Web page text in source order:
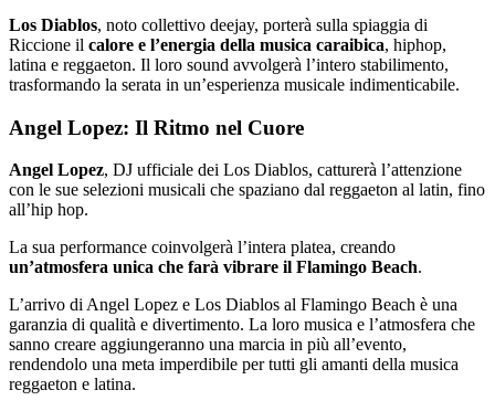
Los Diablos, noto collettivo deejay, porterà sulla spiaggia di
Riccione il calore e l’energia della musica caraibica, hiphop,
latina e reggaeton. Il loro sound avvolgerà l’intero stabilimento,
trasformando la serata in un’esperienza musicale indimenticabile.
Angel Lopez: Il Ritmo nel Cuore
Angel Lopez, DJ ufficiale dei Los Diablos, catturerà l’attenzione
con le sue selezioni musicali che spaziano dal reggaeton al latin, fino
all’hip hop.
La sua performance coinvolgerà l’intera platea, creando
un’atmosfera unica che farà vibrare il Flamingo Beach.
L’arrivo di Angel Lopez e Los Diablos al Flamingo Beach è una
garanzia di qualità e divertimento. La loro musica e l’atmosfera che
sanno creare aggiungeranno una marcia in più all’evento,
rendendolo una meta imperdibile per tutti gli amanti della musica
reggaeton e latina.